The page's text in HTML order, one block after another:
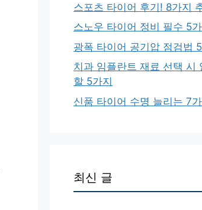
스포츠 타이어 후기! 8가지
스노우 타이어 정비 필수 5
광폭 타이어 공기압 점검법
치과 임플란트 재료 선택 시
할 5가지
신품 타이어 수명 늘리는 7
최신 글